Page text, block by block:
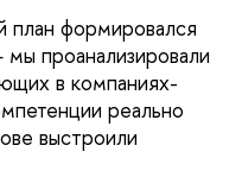
план формировался
проанализировали
в компаниях-
реально
выстроили